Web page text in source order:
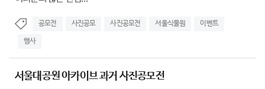
공모전 사진공모 사진공모전 서울식물원 이벤트
행사
서울대공원 아카이브 과거 사진공모전